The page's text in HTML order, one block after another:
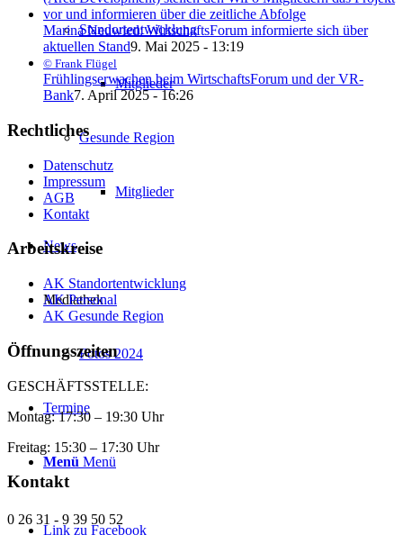
Standortentwicklung
Mitglieder
Gesunde Region
Mitglieder
News
Mediathek
Fotos 2024
Termine
Menü Menü
Link zu Facebook
Marina Neuwied: WirtschaftsForum informierte sich über
aktuellen Stand9. Mai 2025 - 13:19
© Frank Flügel
Frühlingserwachen beim WirtschaftsForum und der VR-
Bank7. April 2025 - 16:26
Rechtliches
Datenschutz
Impressum
AGB
Kontakt
Arbeitskreise
AK Standortentwicklung
AK Personal
AK Gesunde Region
Öffnungszeiten
GESCHÄFTSSTELLE:
Montag: 17:30 – 19:30 Uhr
Freitag: 15:30 – 17:30 Uhr
Kontakt
0 26 31 - 9 39 50 52